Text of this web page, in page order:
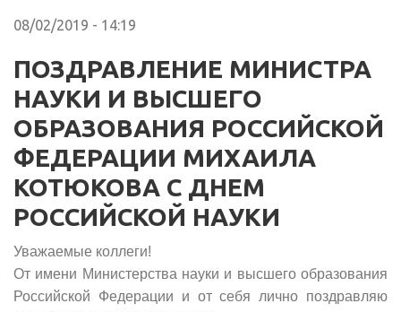
08/02/2019 - 14:19
ПОЗДРАВЛЕНИЕ МИНИСТРА
НАУКИ И ВЫСШЕГО
ОБРАЗОВАНИЯ РОССИЙСКОЙ
ФЕДЕРАЦИИ МИХАИЛА
КОТЮКОВА С ДНЕМ
РОССИЙСКОЙ НАУКИ
Уважаемые коллеги!
От имени Министерства науки и высшего образования
Российской Федерации и от себя лично поздравляю